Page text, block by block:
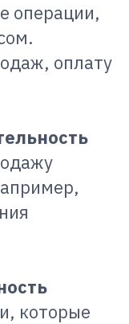
операции,
оплату
которые